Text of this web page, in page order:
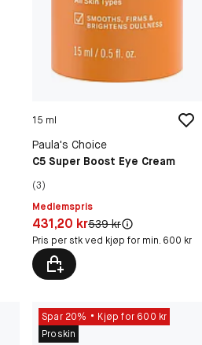
15 ml
Paula's Choice
C5 Super Boost Eye Cream
(3)
Medlemspris
Pris: 431,20 kr
431,20 krOriginal pris:
539 kr
Pris per stk ved kjøp for min. 600 kr
Spar 20%
Kjøp for 600 kr
Proskin